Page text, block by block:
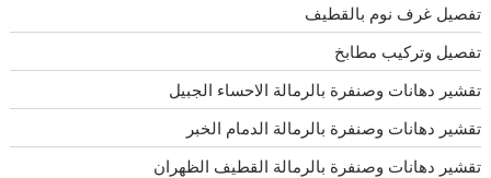
تفصيل غرف نوم بالقطيف
تفصيل وتركيب مطابخ
تقشير دهانات وصنفرة بالرمالة الاحساء الجبيل
تقشير دهانات وصنفرة بالرمالة الدمام الخبر
تقشير دهانات وصنفرة بالرمالة القطيف الظهران